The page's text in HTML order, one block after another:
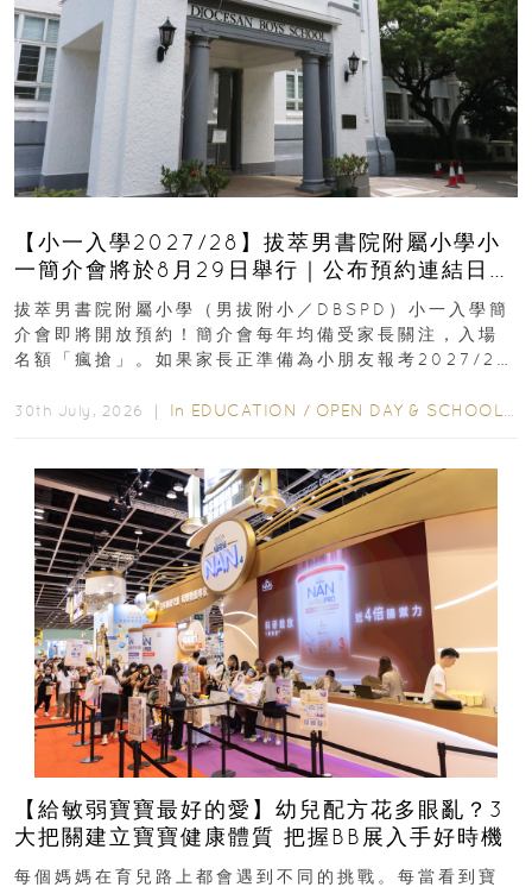
【小一入學2027/28】拔萃男書院附屬小學小
一簡介會將於8月29日舉行｜公布預約連結日期
｜更設有網上重溫
拔萃男書院附屬小學（男拔附小／DBSPD）小一入學簡
介會即將開放預約！簡介會每年均備受家長關注，入場
名額「瘋搶」。如果家長正準備為小朋友報考2027/28
30th July, 2026 ｜ In EDUCATION / OPEN DAY & SCHOOL EVENTS
【給敏弱寶寶最好的愛】幼兒配方花多眼亂？3
大把關建立寶寶健康體質 把握BB展入手好時機
每個媽媽在育兒路上都會遇到不同的挑戰。每當看到寶